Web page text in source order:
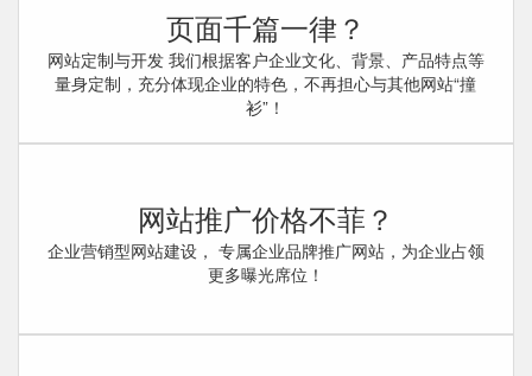
页面千篇一律？
网站定制与开发 我们根据客户企业文化、背景、产品特点等
量身定制，充分体现企业的特色，不再担心与其他网站“撞
衫”！
网站推广价格不菲？
企业营销型网站建设， 专属企业品牌推广网站，为企业占领
更多曝光席位！